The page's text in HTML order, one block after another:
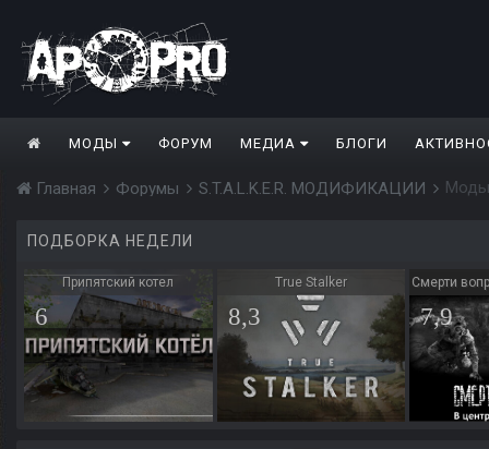
МОДЫ ФОРУМ МЕДИА БЛОГИ
Главная Форумы S.T.A.L.K.E.R. МОДИФИКАЦИИ Моды
ПОДБОРКА НЕДЕЛИ
Припятский котел
6
True Stalker
8,3
Смерти
7,9